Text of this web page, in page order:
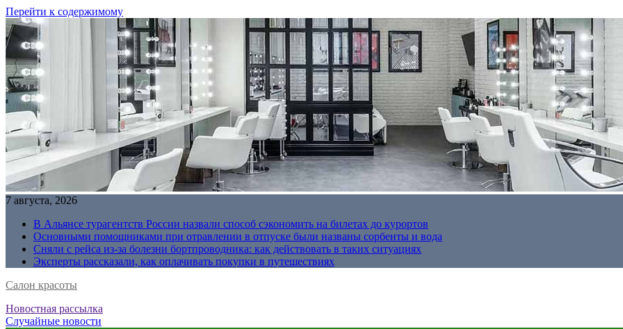
Перейти к содержимому
7 августа, 2026
В Альянсе турагентств России назвали способ сэкономить на билетах до курортов
Основными помощниками при отравлении в отпуске были названы сорбенты и вода
Сняли с рейса из-за болезни бортпроводника: как действовать в таких ситуациях
Эксперты рассказали, как оплачивать покупки в путешествиях
Салон красоты
Новостная рассылка
Случайные новости